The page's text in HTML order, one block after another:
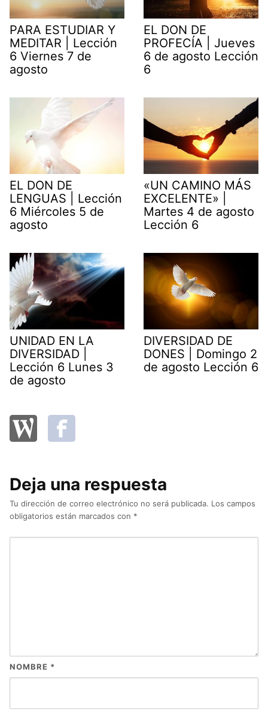
PARA ESTUDIAR Y
MEDITAR | Lección
6 Viernes 7 de
agosto
EL DON DE
PROFECÍA | Jueves
6 de agosto Lección
6
EL DON DE
LENGUAS | Lección
6 Miércoles 5 de
agosto
«UN CAMINO MÁS
EXCELENTE» |
Martes 4 de agosto
Lección 6
UNIDAD EN LA
DIVERSIDAD |
Lección 6 Lunes 3
de agosto
DIVERSIDAD DE
DONES | Domingo 2
de agosto Lección 6
Deja una respuesta
Tu dirección de correo electrónico no será publicada. Los campos
obligatorios están marcados con *
NOMBRE *